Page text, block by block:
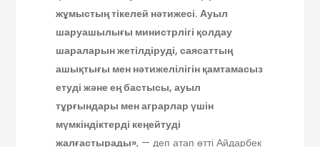
жұмыстың тікелей нәтижесі. Ауыл
шаруашылығы министрлігі қолдау
шараларын жетілдіруді, саясаттың
ашықтығы мен нәтижелілігін қамтамасыз
етуді және ең бастысы, ауыл
тұрғындары мен аграрлар үшін
мүмкіндіктерді кеңейтуді
жалғастырады», — деп атап өтті Айдарбек